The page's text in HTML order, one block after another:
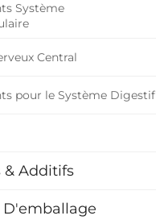
Système
Central
pour le Système Digestif
& Additifs